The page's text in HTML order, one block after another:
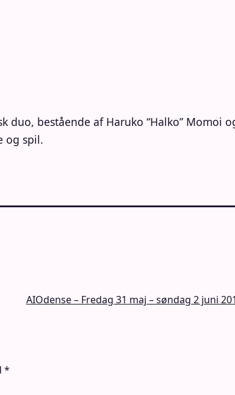
duo, bestående af Haruko “Halko” Momoi
og spil.
AIOdense – Fredag 31 maj – søndag 2 juni
*